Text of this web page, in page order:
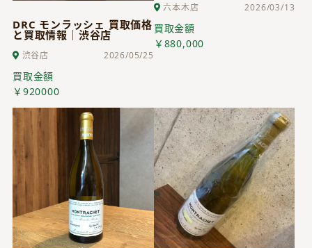
DRC モンラッシェ 買取価格
と買取情報｜渋谷店
渋谷店 2026/05/25
買取金額
￥920000
六本木店 2026/03/13
買取金額
￥880,000